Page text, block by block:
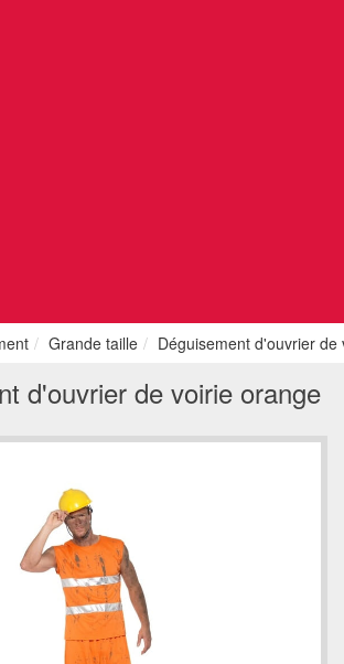
Grande taille Déguisement d'ouvrier de
d'ouvrier de voirie orange